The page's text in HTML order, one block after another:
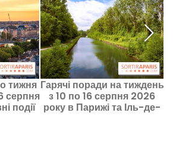
тижня
серпня
події
Гарячі поради на тиждень
з 10 по 16 серпня 2026
року в Парижі та Іль-де-